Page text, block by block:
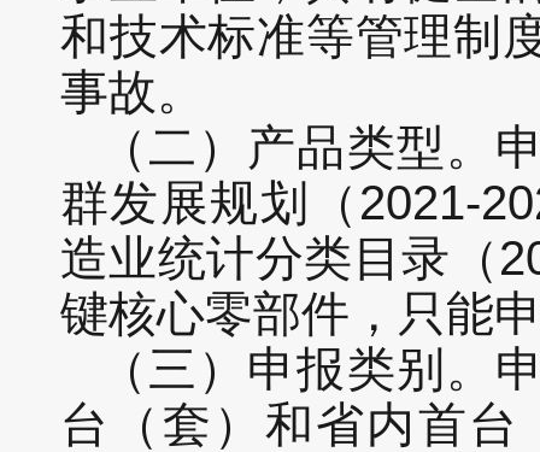
和技术标准等管理制
事故。
（二）产品类型。
群发展规划（2021-
造业统计分类目录（
键核心零部件，只能
（三）申报类别。
台（套）和省内首